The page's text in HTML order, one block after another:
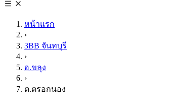
หน้าแรก
›
3BB จันทบุรี
›
อ.ขลุง
›
ต.ตรอกนอง